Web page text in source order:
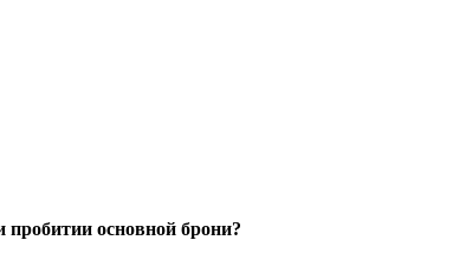
пробитии основной брони?